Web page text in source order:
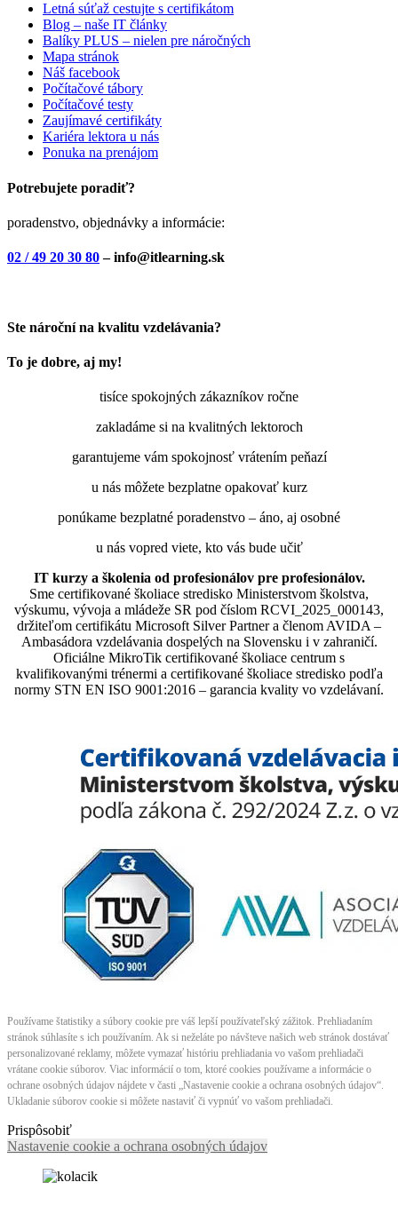
Letná súťaž cestujte s certifikátom
Blog – naše IT články
Balíky PLUS – nielen pre náročných
Mapa stránok
Náš facebook
Počítačové tábory
Počítačové testy
Zaujímavé certifikáty
Kariéra lektora u nás
Ponuka na prenájom
Potrebujete poradiť?
poradenstvo, objednávky a informácie:
02 / 49 20 30 80– info@itlearning.sk
Ste nároční na kvalitu vzdelávania?
To je dobre, aj my!
tisíce spokojných zákazníkov ročne
zakladáme si na kvalitných lektoroch
garantujeme vám spokojnosť vrátením peňazí
u nás môžete bezplatne opakovať kurz
ponúkame bezplatné poradenstvo – áno, aj osobné
u nás vopred viete, kto vás bude učiť
IT kurzy a školenia od profesionálov pre profesionálov.
Sme certifikované školiace stredisko Ministerstvom školstva,
výskumu, vývoja a mládeže SR pod číslom RCVI_2025_000143,
držiteľom certifikátu Microsoft Silver Partner a členom AVIDA –
Ambasádora vzdelávania dospelých na Slovensku i v zahraničí.​​​​​​​​​​​​​​​​
Oficiálne MikroTik certifikované školiace centrum s
kvalifikovanými trénermi ​​​​​​​​​​a certifikované školiace stredisko podľa
normy STN EN ISO 9001:2016 – garancia kvality vo vzdelávaní.
Používame štatistiky a súbory cookie pre váš lepší používateľský zážitok. Prehliadaním
stránok súhlasíte s ich používaním. Ak si neželáte po návšteve našich web stránok dostávať
personalizované reklamy, môžete vymazať históriu prehliadania vo vašom prehliadači
vrátane cookie súborov. Viac informácií o tom, ktoré cookies používame a informácie o
ochrane osobných údajov nájdete v časti „Nastavenie cookie a ochrana osobných údajov“.
Ukladanie súborov cookie si môžete nastaviť či vypnúť vo vašom prehliadači.
Prispôsobiť
Nastavenie cookie a ochrana osobných údajov